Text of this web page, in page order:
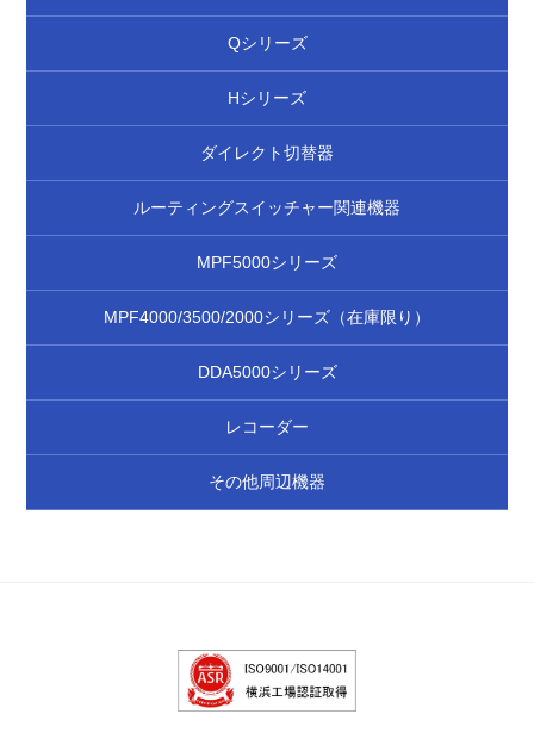
Qシリーズ
Hシリーズ
ダイレクト切替器
ルーティングスイッチャー関連機器
MPF5000シリーズ
MPF4000/3500/2000シリーズ（在庫限り）
DDA5000シリーズ
レコーダー
その他周辺機器